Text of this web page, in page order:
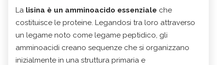
La lisina è un amminoacido essenziale che
costituisce le proteine. Legandosi tra loro attraverso
un legame noto come legame peptidico, gli
amminoacidi creano sequenze che si organizzano
inizialmente in una struttura primaria e